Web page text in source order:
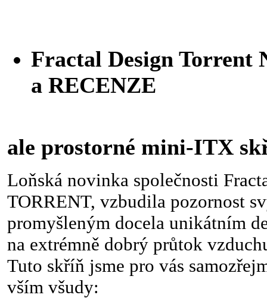
Fractal Design Torrent
a RECENZE
ale prostorné mini-ITX
Loňská novinka společnosti
TORRENT, vzbudila pozornost
promyšleným docela unikátním
na extrémně dobrý průtok
Tuto skříň jsme pro vás
vším všudy: